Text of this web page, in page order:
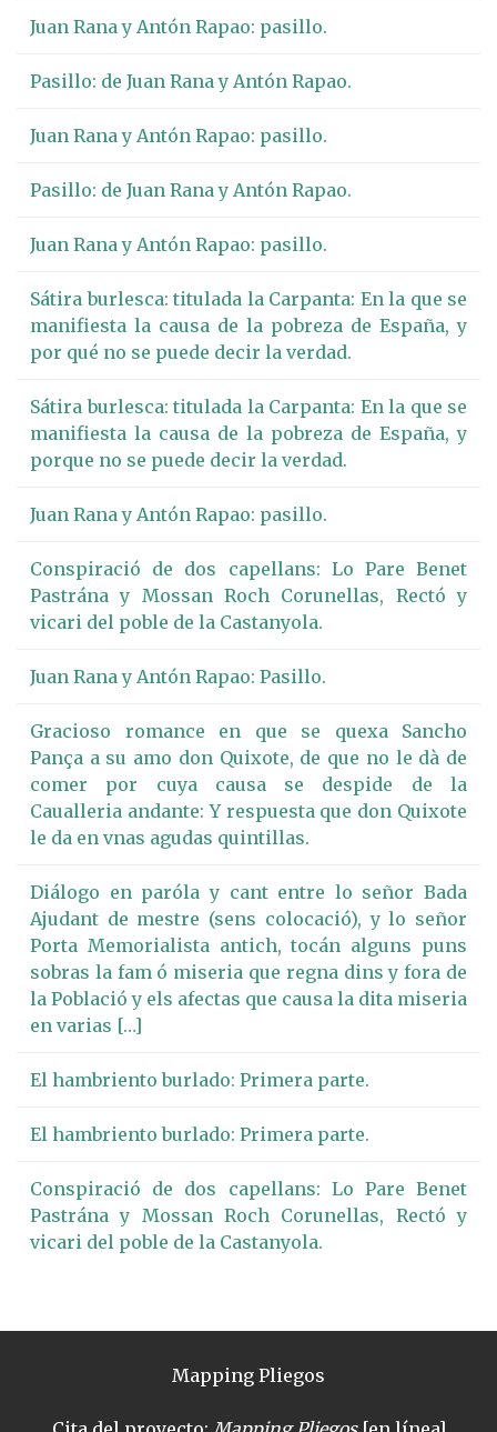
Juan Rana y Antón Rapao: pasillo.
Pasillo: de Juan Rana y Antón Rapao.
Juan Rana y Antón Rapao: pasillo.
Pasillo: de Juan Rana y Antón Rapao.
Juan Rana y Antón Rapao: pasillo.
Sátira burlesca: titulada la Carpanta: En la que se
manifiesta la causa de la pobreza de España, y
por qué no se puede decir la verdad.
Sátira burlesca: titulada la Carpanta: En la que se
manifiesta la causa de la pobreza de España, y
porque no se puede decir la verdad.
Juan Rana y Antón Rapao: pasillo.
Conspiració de dos capellans: Lo Pare Benet
Pastrána y Mossan Roch Corunellas, Rectó y
vicari del poble de la Castanyola.
Juan Rana y Antón Rapao: Pasillo.
Gracioso romance en que se quexa Sancho
Pança a su amo don Quixote, de que no le dà de
comer por cuya causa se despide de la
Caualleria andante: Y respuesta que don Quixote
le da en vnas agudas quintillas.
Diálogo en paróla y cant entre lo señor Bada
Ajudant de mestre (sens colocació), y lo señor
Porta Memorialista antich, tocán alguns puns
sobras la fam ó miseria que regna dins y fora de
la Població y els afectas que causa la dita miseria
en varias […]
El hambriento burlado: Primera parte.
El hambriento burlado: Primera parte.
Conspiració de dos capellans: Lo Pare Benet
Pastrána y Mossan Roch Corunellas, Rectó y
vicari del poble de la Castanyola.
Mapping Pliegos